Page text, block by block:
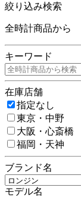
絞り込み検索
全時計商品から
キーワード
在庫店舗
指定なし
東京・中野
大阪・心斎橋
福岡・天神
ブランド名
モデル名